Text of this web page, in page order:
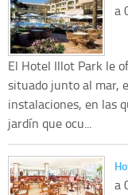
a
El Hotel Illot Park le
situado junto al mar,
instalaciones, en las
jardín que ocu...
a